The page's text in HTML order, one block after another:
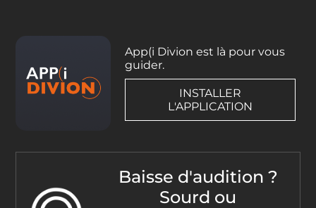
App(i Divion est là pour vous
guider.
INSTALLER
L'APPLICATION
Baisse d'audition ?
Sourd ou